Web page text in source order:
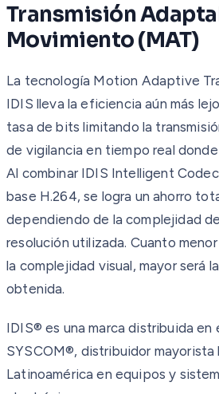
Transmisión
Movimiento (MAT)
La tecnología Motion Adaptive
IDIS lleva la eficiencia aún más
tasa de bits limitando la
de vigilancia en tiempo real
Al combinar IDIS Intelligent
base H.264, se logra un ahorro
dependiendo de la complejidad
resolución utilizada. Cuanto
la complejidad visual, mayor será
obtenida.
IDIS® es una marca distribuida en
SYSCOM®, distribuidor mayorista
Latinoamérica en equipos y